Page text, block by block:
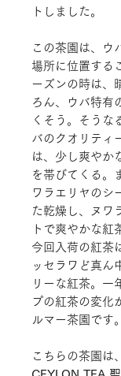
トしました。
この茶園は、ウ
場所に位置する
ーズンの時は、
ろん、ウバ特有
くそう。そうな
バのクオリティ
は、少し爽やか
を帯びてくる。
ワラエリヤのシ
た乾燥し、ヌワ
トで爽やかな紅
今回入荷の紅茶
ッセラワど真ん
リーな紅茶。一
プの紅茶の変化
ルマー茶園です。
こちらの茶園は、